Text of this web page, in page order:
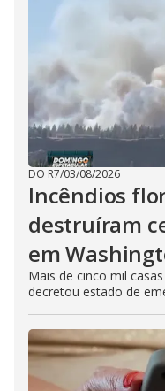
DO R7/03/08/2026
Incêndios
destruíram
em
Mais de cinco mil
decretou estado de